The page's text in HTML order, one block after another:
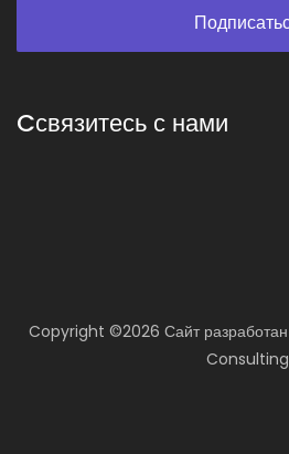
Cсвязитесь с нами
Copyright ©2026 Сайт разработан
Consulting